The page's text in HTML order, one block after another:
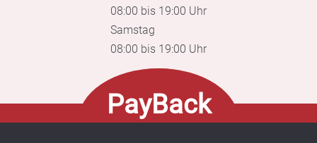
08:00 bis 19:00 Uhr
Samstag
08:00 bis 19:00 Uhr
PayBack